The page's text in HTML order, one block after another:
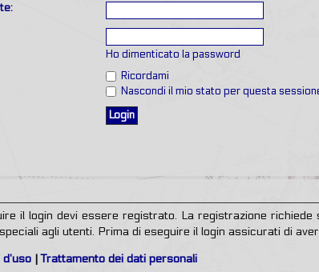
Ho dimenticato la password
Ricordami
Nascondi il mio stato per questa
il login devi essere registrato. La registrazione richiede
agli utenti. Prima di eseguire il login assicurati di
|Trattamento dei dati personali